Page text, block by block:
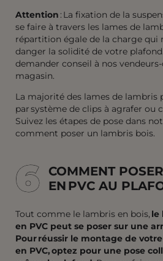
Attention : La fixation de la
se faire à travers les lames de
répartition égale de la charge qui
danger la solidité de votre plafond.
demander conseil à nos
magasin.
La majorité des lames de lambris
par système de clips à agrafer ou
Suivez les étapes de pose dans
comment poser un lambris bois.
6
6
COMMENT
EN PVC AU
Tout comme le lambris en bois, le
en PVC peut se poser sur une
Pour réussir le montage de
en PVC, optez pour une pose